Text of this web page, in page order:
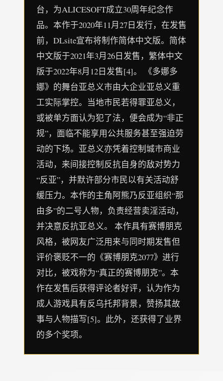
台，为ALICESOFT成立30周年纪念作
品。本作于2020年11月27日发行，在发售
前，DLsite宣布将制作简体中文版。简体
中文版于2021年3月26日发售，繁体中文
版于2022年8月12日发售[4]。 《多娜多
娜》的舞台亚总义市由大企业亚总义重
工实际掌控。当地市民若得罪亚总义，
或被单方面认为犯了法，便会成为“非正
规”，面临不能享用公共服务甚至强迫劳
动的下场。亚总义亦凭着控制城市商业
活动，来间接控制反抗自身的敌对势力
“反亚”，并默许部分市民以有关活动舒
缓压力。本作的主角阿熊乃反亚组织“那
由多”的二号人物，负责经营卖淫活动，
并决意反抗亚总义。 本作具有赛博朋克
风格，被网友广泛用来与同时期发售但
评价褒贬不一的《赛博朋克2077》进行
对比，被戏称为“真正的赛博朋克”。本
作在发售后获得评论者好评，认为作为
成人游戏具有反乌托邦背景，赞扬其故
事与人物描写[5]。此外，还获得了业界
的多个奖项。